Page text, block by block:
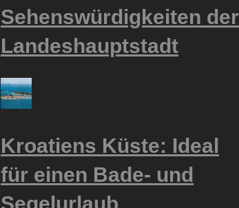
Sehenswürdigkeiten der
Landeshauptstadt
Kroatiens Küste: Ideal
für einen Bade- und